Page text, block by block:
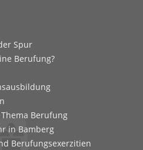
Spur
Berufung?
Berufung
in Bamberg
Berufungsexerzitien